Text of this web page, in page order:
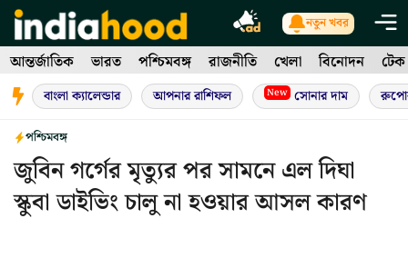
Skip
to
content
নতুন খবর
আন্তর্জাতিক ভারত পশ্চিমবঙ্গ রাজনীতি খেলা বিনোদন টেক
বাংলা ক্যালেন্ডার আপনার রাশিফল New সোনার দাম
পশ্চিমবঙ্গ
জুবিন গর্গের মৃত্যুর পর সামনে এল দিঘা
স্কুবা ডাইভিং চালু না হওয়ার আসল কারণ